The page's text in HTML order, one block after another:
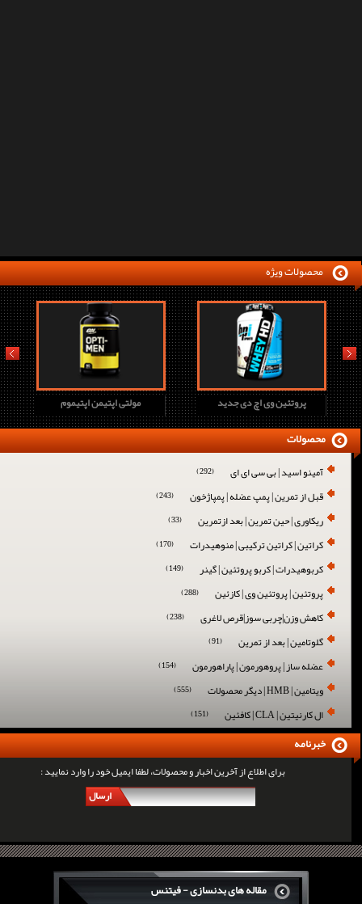
محصولات ویژه
مولتی اپتیمن اپتیموم پروتئین وی اچ دی جدید
prev next
آمینو اسید | بی سی ای ای (292)
قبل از تمرین | پمپ عضله | پمپاژخون (243)
ریکاوری | حین تمرین | بعد ازتمرین (33)
کراتین | کراتین ترکیبی | منوهیدرات (170)
کربوهیدرات | کربو پروتئین | گینر (149)
پروتئین | پروتئین وی | کازئین (288)
کاهش وزن|چربی سوز|قرص لاغری (238)
گلوتامین | بعد از تمرین (91)
عضله ساز | پروهورمون | پاراهورمون (154)
ویتامین | HMB | دیگر محصولات (555)
ال کارنیتین | CLA | کافئین (151)
محصولات
برای اطلاع از آخرین اخبار و محصولات، لطفا ایمیل خود را وارد نمایید :
ارسال
خبرنامه
مقاله های بدنسازی - فیتنس